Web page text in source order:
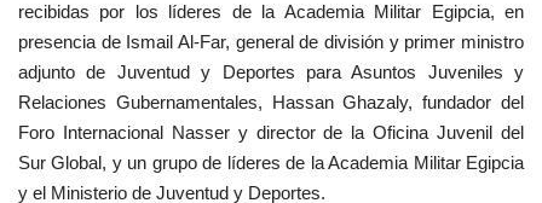
recibidas por los líderes de la Academia Militar Egipcia, en
presencia de Ismail Al-Far, general de división y primer ministro
adjunto de Juventud y Deportes para Asuntos Juveniles y
Relaciones Gubernamentales, Hassan Ghazaly, fundador del
Foro Internacional Nasser y director de la Oficina Juvenil del
Sur Global, y un grupo de líderes de la Academia Militar Egipcia
y el Ministerio de Juventud y Deportes.